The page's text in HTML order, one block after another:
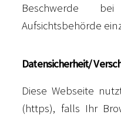
Beschwerde
Aufsichtsbehörde
Datensicherheit/
Diese Webseite
(https), falls Ihr